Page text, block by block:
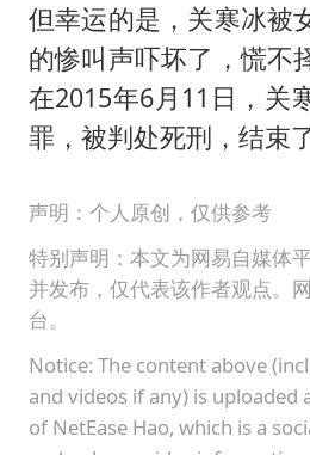
但幸运的是，关寒冰被
的惨叫声吓坏了，慌不
在2015年6月11日，关
罪，被判处死刑，结束
声明：个人原创，仅供参考
特别声明：本文为网易自媒体
并发布，仅代表该作者观点。
台。
Notice: The content above
and videos if any) is uploaded
of NetEase Hao, which is a